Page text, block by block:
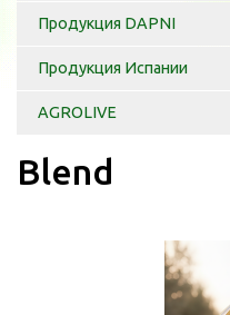
Продукция DAPNI
Продукция Испании
AGROLIVE
Blend